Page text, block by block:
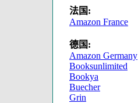
法国:
Amazon France
德国:
Amazon Germany
Booksunlimited
Bookya
Buecher
Grin